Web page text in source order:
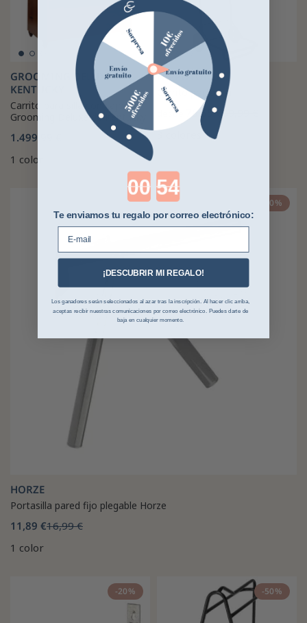
GROOMING DELUXE BY
KENTUCKY
Carrito para silla con cajón
Grooming Deluxe de Kentucky
1.499,99 €
1 color
HIPPOTONIC
Carrito portasilla
desde 78,65 € 89,99 €
3 colores
-30%
HORZE
Portasilla pared fijo plegable Horze
11,89 €16,99 €
1 color
-20% -50%
Countdown ends in:
Te enviamos tu regalo por correo electrónico:
¡DESCUBRIR MI REGALO!
Los ganadores serán seleccionados al azar tras la inscripción. Al hacer clic arriba,
aceptas recibir nuestras comunicaciones por correo electrónico. Puedes darte de
baja en cualquier momento.